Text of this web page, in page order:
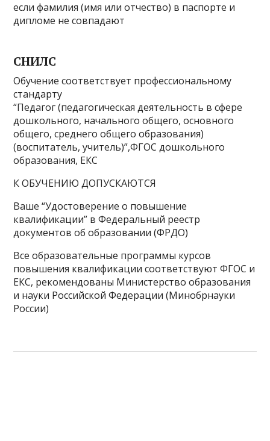
если фамилия (имя или отчество) в паспорте и
дипломе не совпадают
СНИЛС
Обучение соответствует профессиональному
стандарту
“Педагог (педагогическая деятельность в сфере
дошкольного, начального общего, основного
общего, среднего общего образования)
(воспитатель, учитель)”,ФГОС дошкольного
образования, ЕКС
К ОБУЧЕНИЮ ДОПУСКАЮТСЯ
Ваше “Удостоверение о повышение
квалификации” в Федеральный реестр
документов об образовании (ФРДО)
Все образовательные программы курсов
повышения квалификации соответствуют ФГОС и
ЕКС, рекомендованы Министерство образования
и науки Российской Федерации (Минобрнауки
России)